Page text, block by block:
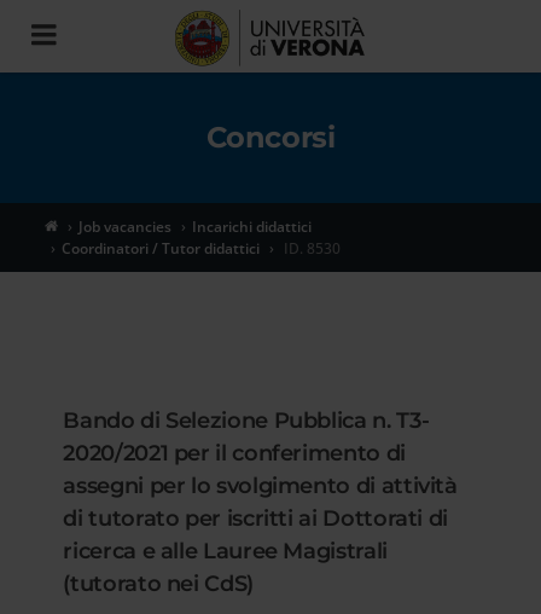
Toggle
navigation
Concorsi
Job vacancies
Incarichi didattici
Coordinatori / Tutor didattici
ID. 8530
Bando di Selezione Pubblica n. T3-
2020/2021 per il conferimento di
assegni per lo svolgimento di attività
di tutorato per iscritti ai Dottorati di
ricerca e alle Lauree Magistrali
(tutorato nei CdS)